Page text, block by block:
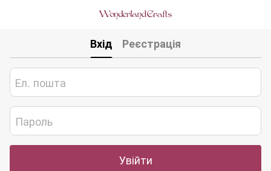
Вхід Реєстрація
Увійти